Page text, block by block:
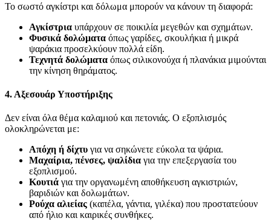
Το σωστό αγκίστρι και δόλωμα μπορούν να κάνουν τη διαφορά:
Αγκίστρια υπάρχουν σε ποικιλία μεγεθών και σχημάτων.
Φυσικά δολώματα όπως γαρίδες, σκουλήκια ή μικρά
ψαράκια προσελκύουν πολλά είδη.
Τεχνητά δολώματα όπως σιλικονούχα ή πλανάκια μιμούνται
την κίνηση θηράματος.
4. Αξεσουάρ Υποστήριξης
Δεν είναι όλα θέμα καλαμιού και πετονιάς. Ο εξοπλισμός
ολοκληρώνεται με:
Απόχη ή δίχτυ για να σηκώνετε εύκολα τα ψάρια.
Μαχαίρια, πένσες, ψαλίδια για την επεξεργασία του
εξοπλισμού.
Κουτιά για την οργανωμένη αποθήκευση αγκιστριών,
βαριδιών και δολωμάτων.
Ρούχα αλιείας (καπέλα, γάντια, γιλέκα) που προστατεύουν
από ήλιο και καιρικές συνθήκες.